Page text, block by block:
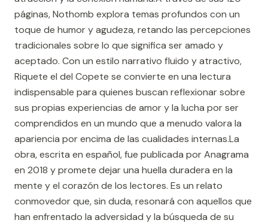
páginas, Nothomb explora temas profundos con un
toque de humor y agudeza, retando las percepciones
tradicionales sobre lo que significa ser amado y
aceptado. Con un estilo narrativo fluido y atractivo,
Riquete el del Copete se convierte en una lectura
indispensable para quienes buscan reflexionar sobre
sus propias experiencias de amor y la lucha por ser
comprendidos en un mundo que a menudo valora la
apariencia por encima de las cualidades internas.La
obra, escrita en español, fue publicada por Anagrama
en 2018 y promete dejar una huella duradera en la
mente y el corazón de los lectores. Es un relato
conmovedor que, sin duda, resonará con aquellos que
han enfrentado la adversidad y la búsqueda de su